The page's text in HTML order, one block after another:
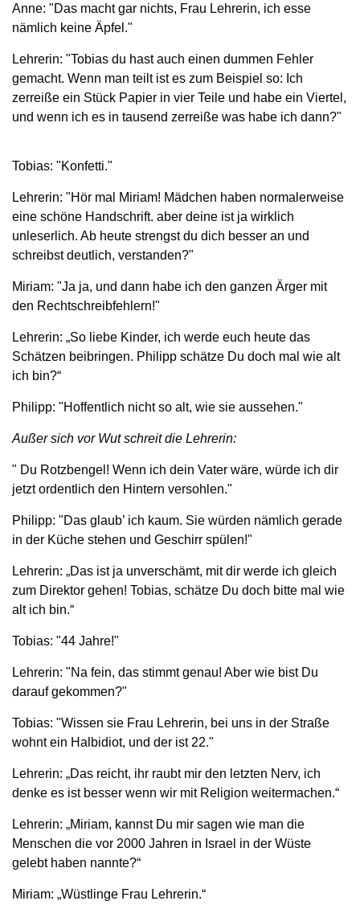
Anne: "Das macht gar nichts, Frau Lehrerin, ich esse
nämlich keine Äpfel."
Lehrerin: "Tobias du hast auch einen dummen Fehler
gemacht. Wenn man teilt ist es zum Beispiel so: Ich
zerreiße ein Stück Papier in vier Teile und habe ein Viertel,
und wenn ich es in tausend zerreiße was habe ich dann?"
Tobias: "Konfetti."
Lehrerin: "Hör mal Miriam! Mädchen haben normalerweise
eine schöne Handschrift. aber deine ist ja wirklich
unleserlich. Ab heute strengst du dich besser an und
schreibst deutlich, verstanden?"
Miriam: "Ja ja, und dann habe ich den ganzen Ärger mit
den Rechtschreibfehlern!"
Lehrerin: „So liebe Kinder, ich werde euch heute das
Schätzen beibringen. Philipp schätze Du doch mal wie alt
ich bin?“
Philipp: "Hoffentlich nicht so alt, wie sie aussehen."
Außer sich vor Wut schreit die Lehrerin:
" Du Rotzbengel! Wenn ich dein Vater wäre, würde ich dir
jetzt ordentlich den Hintern versohlen."
Philipp: "Das glaub’ ich kaum. Sie würden nämlich gerade
in der Küche stehen und Geschirr spülen!"
Lehrerin: „Das ist ja unverschämt, mit dir werde ich gleich
zum Direktor gehen! Tobias, schätze Du doch bitte mal wie
alt ich bin.“
Tobias: "44 Jahre!"
Lehrerin: "Na fein, das stimmt genau! Aber wie bist Du
darauf gekommen?"
Tobias: "Wissen sie Frau Lehrerin, bei uns in der Straße
wohnt ein Halbidiot, und der ist 22."
Lehrerin: „Das reicht, ihr raubt mir den letzten Nerv, ich
denke es ist besser wenn wir mit Religion weitermachen.“
Lehrerin: „Miriam, kannst Du mir sagen wie man die
Menschen die vor 2000 Jahren in Israel in der Wüste
gelebt haben nannte?“
Miriam: „Wüstlinge Frau Lehrerin.“